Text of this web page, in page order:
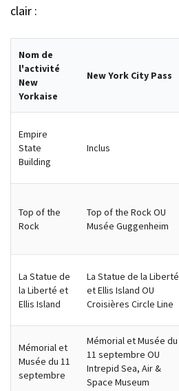
clair :
Nom de
l'activité
New
Yorkaise
New York City Pass
Empire
State
Building
Inclus
Top of the
Rock
Top of the Rock OU
Musée Guggenheim
La Statue de
la Liberté et
Ellis Island
La Statue de la Liberté
et Ellis Island OU
Croisières Circle Line
Mémorial et
Musée du 11
septembre
Mémorial et Musée du
11 septembre OU
Intrepid Sea, Air &
Space Museum